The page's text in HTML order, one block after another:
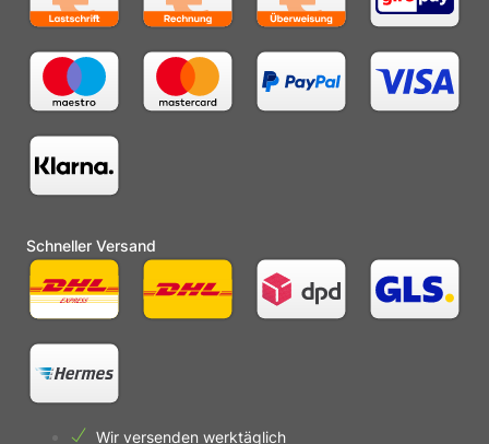
Schneller Versand
Wir versenden werktäglich